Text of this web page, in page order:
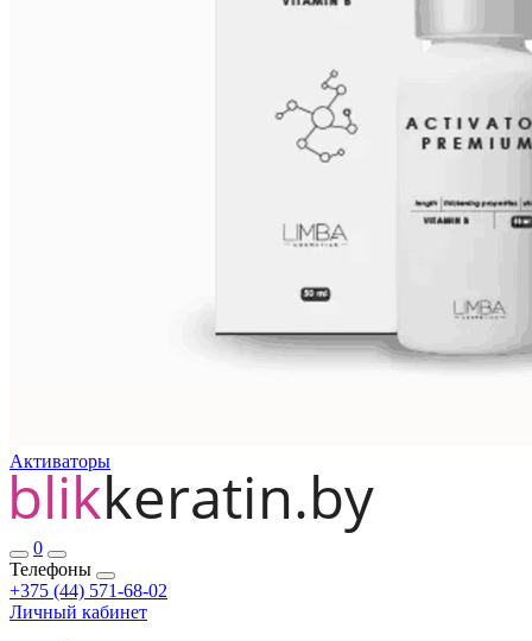
Активаторы
0
Телефоны
+375 (44) 571-68-02
Личный кабинет